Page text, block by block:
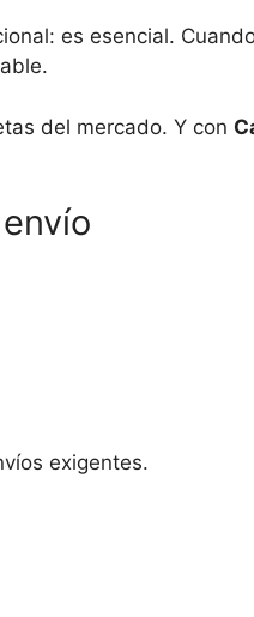
es esencial.
del mercado. Y con
exigentes.